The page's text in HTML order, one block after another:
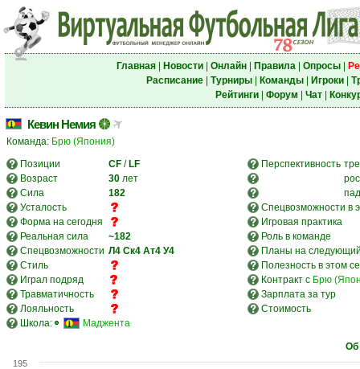
Главная| Новости| Онлайн| Правила| Опросы|
Расписание| Турниры| Команды| Игроки|
Рейтинги| Форум Чат|
Кевин Немия
Команда: Брю (Япония)
Позиции
CF / LF Перспективность
Возраст
30 лет
Сила
182
Усталость
Спецвозможности в
Форма на сегодня
Игровая практика
Реальная сила
~182
Роль в команде
Спецвозможности Л4 Ск4 Ат4 У4
Планы на
Стиль
Полезность в этом
Играл подряд
Контракт с Брю
Травматичность
Зарплата за тур
Лояльность
Стоимость
Школа:
Маджента
Об
195